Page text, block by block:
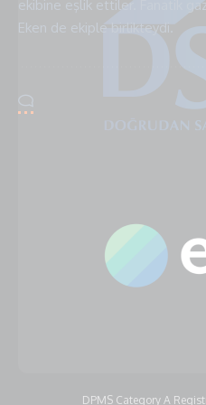
ekibine eşlik ettiler. Fanatik
Eken de ekiple birlikteydi.
DPMS Category A